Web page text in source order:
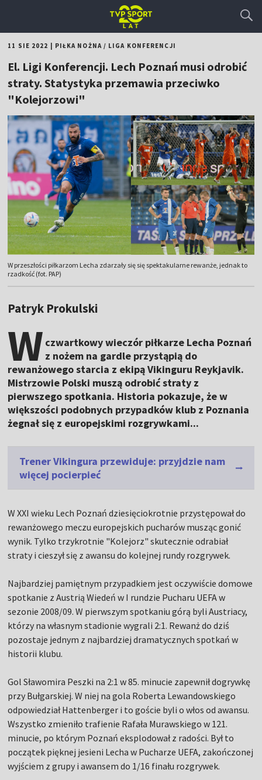
11 SIE 2022 PIŁKA NOŻNA/ LIGA KONFERENCJI
El. Ligi Konferencji. Lech Poznań musi odrobić
straty. Statystyka przemawia przeciwko
"Kolejorzowi"
W przeszłości piłkarzom Lecha zdarzały się się spektakularne rewanże, jednak to
rzadkość (fot. PAP)
Patryk Prokulski
W czwartkowy wieczór piłkarze Lecha Poznań
z nożem na gardle przystąpią do
rewanżowego starcia z ekipą Vikinguru Reykjavik.
Mistrzowie Polski muszą odrobić straty z
pierwszego spotkania. Historia pokazuje, że w
większości podobnych przypadków klub z Poznania
żegnał się z europejskimi rozgrywkami...
Trener Vikingura przewiduje: przyjdzie nam
więcej pocierpieć
W XXI wieku Lech Poznań dziesięciokrotnie przystępował do
rewanżowego meczu europejskich pucharów musząc gonić
wynik. Tylko trzykrotnie "Kolejorz" skutecznie odrabiał
straty i cieszył się z awansu do kolejnej rundy rozgrywek.
Najbardziej pamiętnym przypadkiem jest oczywiście domowe
spotkanie z Austrią Wiedeń w I rundzie Pucharu UEFA w
sezonie 2008/09. W pierwszym spotkaniu górą byli Austriacy,
którzy na własnym stadionie wygrali 2:1. Rewanż do dziś
pozostaje jednym z najbardziej dramatycznych spotkań w
historii klubu.
Gol Sławomira Peszki na 2:1 w 85. minucie zapewnił dogrywkę
przy Bułgarskiej. W niej na gola Roberta Lewandowskiego
odpowiedział Hattenberger i to goście byli o włos od awansu.
Wszystko zmieniło trafienie Rafała Murawskiego w 121.
minucie, po którym Poznań eksplodował z radości. Był to
początek pięknej jesieni Lecha w Pucharze UEFA, zakończonej
wyjściem z grupy i awansem do 1/16 finału rozgrywek.